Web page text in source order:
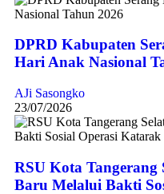
DPRD Kabupaten
Hari Anak Nasional
AJi Sasongko
23/07/2026
RSU Kota
Baru Melalui Bakti